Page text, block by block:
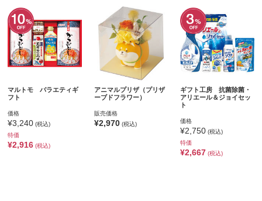
マルトモ バラエティギ
フト
価格
¥3,240 (税込)
特価
¥2,916 (税込)
アニマルプリザ（プリザ
ーブドフラワー）
販売価格
¥2,970(税込)
ギフト工房 抗菌除菌・
アリエール＆ジョイセッ
ト
価格
¥2,750 (税込)
特価
¥2,667 (税込)